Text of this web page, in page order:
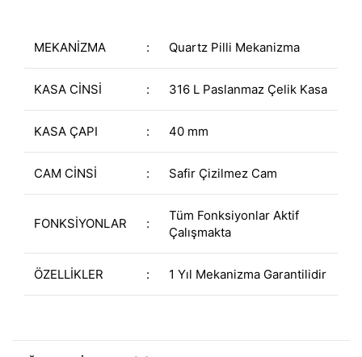
MEKANİZMA : Quartz Pilli Mekanizma
KASA CİNSİ : 316 L Paslanmaz Çelik Kasa
KASA ÇAPI : 40 mm
CAM CİNSİ : Safir Çizilmez Cam
FONKSİYONLAR :
Tüm Fonksiyonlar Aktif
Çalışmakta
ÖZELLİKLER : 1 Yıl Mekanizma Garantilidir